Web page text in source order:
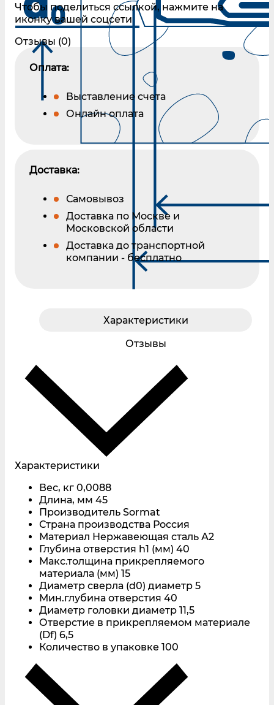
Чтобы поделиться ссылкой, нажмите на
иконку вашей соцсети
Отзывы (0)
Оплата:
Выставление счета
Онлайн оплата
Доставка:
Самовывоз
Доставка по Москве и
Московской области
Доставка до транспортной
компании - бесплатно
Характеристики
Отзывы
Характеристики
Вес, кг 0,0088
Длина, мм 45
Производитель Sormat
Страна производства Россия
Материал Нержавеющая сталь А2
Глубина отверстия h1 (мм) 40
Макс.толщина прикрепляемого
материала (мм) 15
Диаметр сверла (d0) диаметр 5
Мин.глубина отверстия 40
Диаметр головки диаметр 11,5
Отверстие в прикрепляемом материале
(Df) 6,5
Количество в упаковке 100